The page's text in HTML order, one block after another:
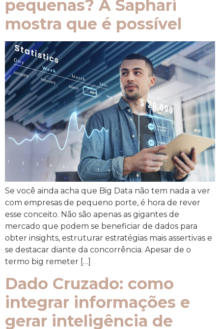
pequenas? A Saphari
mostra que é possível
Se você ainda acha que Big Data não tem nada a ver
com empresas de pequeno porte, é hora de rever
esse conceito. Não são apenas as gigantes de
mercado que podem se beneficiar de dados para
obter insights, estruturar estratégias mais assertivas e
se destacar diante da concorrência. Apesar de o
termo big remeter […]
Dado Cruzado: como
integrar informações e
gerar inteligência de